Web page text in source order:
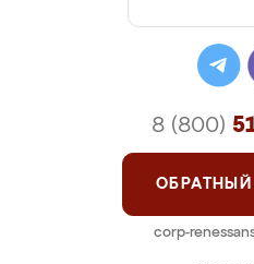
8 (800)
corp-